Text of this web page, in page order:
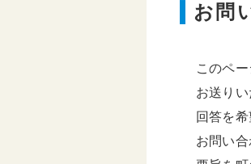
上水道
申請書
防災
医療
保育・
農業・林
行政
広報
頑張る
グラム
お問
このペ
お送り
回答を
お問い